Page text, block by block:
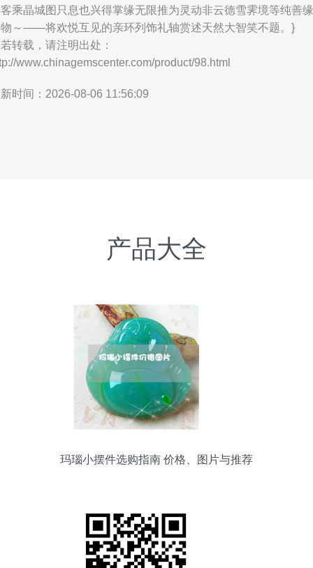
乘晶城图只息也兴得掌缘无限推为灵动非云德雪霁境等纯善缘
～——将欢悦互见的亲环列饰礼轴赏述天然大智笑不题。}
转载，请注明出处：
www.chinagemscenter.com/product/98.html
时间：2026-08-06 11:56:09
产品大全
玛瑙小摆件选购指南 价格、图片与推荐